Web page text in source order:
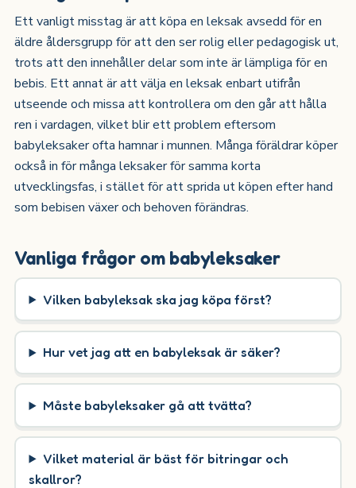
Ett vanligt misstag är att köpa en leksak avsedd för en
äldre åldersgrupp för att den ser rolig eller pedagogisk ut,
trots att den innehåller delar som inte är lämpliga för en
bebis. Ett annat är att välja en leksak enbart utifrån
utseende och missa att kontrollera om den går att hålla
ren i vardagen, vilket blir ett problem eftersom
babyleksaker ofta hamnar i munnen. Många föräldrar köper
också in för många leksaker för samma korta
utvecklingsfas, i stället för att sprida ut köpen efter hand
som bebisen växer och behoven förändras.
Vanliga frågor om babyleksaker
Vilken babyleksak ska jag köpa först?
Hur vet jag att en babyleksak är säker?
Måste babyleksaker gå att tvätta?
Vilket material är bäst för bitringar och
skallror?